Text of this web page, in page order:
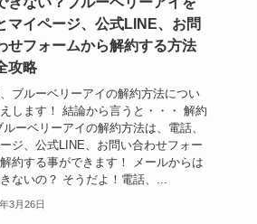
マイページ、公式LINE、お問
せフォームから解約する方法
攻略
ブルーベリーアイの解約方法につい
します！ 結論から言うと・・・ 解約
ーベリーアイの解約方法は、電話、
ジ、公式LINE、お問い合わせフォー
約する事ができます！ メールからは
ないの？ そうだよ！電話、...
3月26日